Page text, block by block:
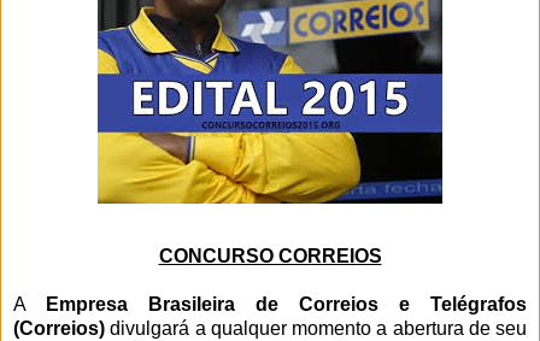
CONCURSO CORREIOS
A
Empresa Brasileira de Correios e Telégrafos
(Correios) divulgará a qualquer momento a abertura de seu